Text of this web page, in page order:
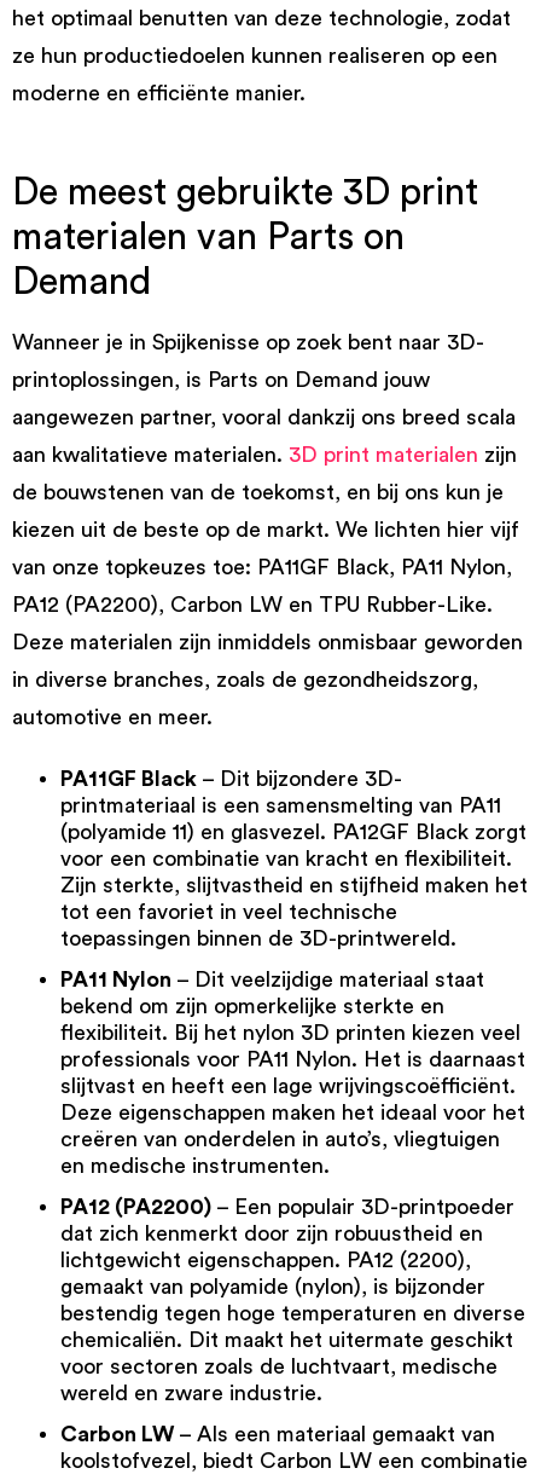
het optimaal benutten van deze technologie, zodat
ze hun productiedoelen kunnen realiseren op een
moderne en efficiënte manier.
De meest gebruikte 3D print
materialen van Parts on
Demand
Wanneer je in Spijkenisse op zoek bent naar 3D-
printoplossingen, is Parts on Demand jouw
aangewezen partner, vooral dankzij ons breed scala
aan kwalitatieve materialen. 3D print materialen zijn
de bouwstenen van de toekomst, en bij ons kun je
kiezen uit de beste op de markt. We lichten hier vijf
van onze topkeuzes toe: PA11GF Black, PA11 Nylon,
PA12 (PA2200), Carbon LW en TPU Rubber-Like.
Deze materialen zijn inmiddels onmisbaar geworden
in diverse branches, zoals de gezondheidszorg,
automotive en meer.
PA11GF Black – Dit bijzondere 3D-
printmateriaal is een samensmelting van PA11
(polyamide 11) en glasvezel. PA12GF Black zorgt
voor een combinatie van kracht en flexibiliteit.
Zijn sterkte, slijtvastheid en stijfheid maken het
tot een favoriet in veel technische
toepassingen binnen de 3D-printwereld.
PA11 Nylon – Dit veelzijdige materiaal staat
bekend om zijn opmerkelijke sterkte en
flexibiliteit. Bij het nylon 3D printen kiezen veel
professionals voor PA11 Nylon. Het is daarnaast
slijtvast en heeft een lage wrijvingscoëfficiënt.
Deze eigenschappen maken het ideaal voor het
creëren van onderdelen in auto’s, vliegtuigen
en medische instrumenten.
PA12 (PA2200) – Een populair 3D-printpoeder
dat zich kenmerkt door zijn robuustheid en
lichtgewicht eigenschappen. PA12 (2200),
gemaakt van polyamide (nylon), is bijzonder
bestendig tegen hoge temperaturen en diverse
chemicaliën. Dit maakt het uitermate geschikt
voor sectoren zoals de luchtvaart, medische
wereld en zware industrie.
Carbon LW– Als een materiaal gemaakt van
koolstofvezel, biedt Carbon LW een combinatie